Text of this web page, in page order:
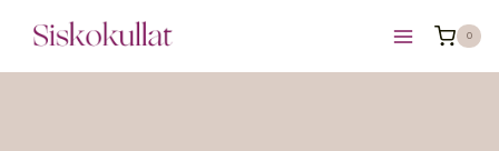
sisältöön
0